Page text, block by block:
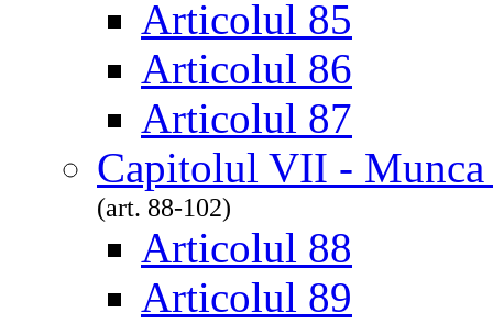
Articolul 85
Articolul 86
Articolul 87
Capitolul VII - Munca
(art. 88-102)
Articolul 88
Articolul 89